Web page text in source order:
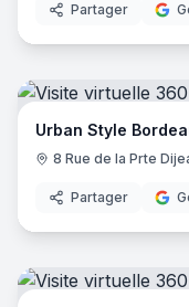
Partager
Urban Style
8 Rue de la Prte
Partager